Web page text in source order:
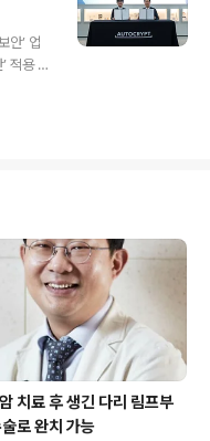
암 1차
그리소
런 가
변이
안’ 업
적용 마
)와
을 적
드팀
검하
안도 함
할 계획
치료 후 생긴 다리 림프부
로 완치 가능